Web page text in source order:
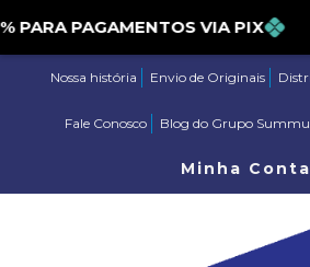
PAGAMENTOS VIA PIX
Nossa história Envio de Originais
Fale Conosco Blog do Grupo
Minha Conta